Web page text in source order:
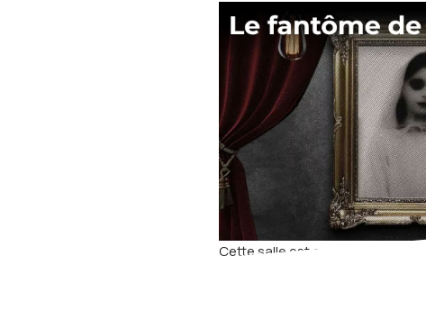
Cette salle est accessible sans
plupart des jeux sont